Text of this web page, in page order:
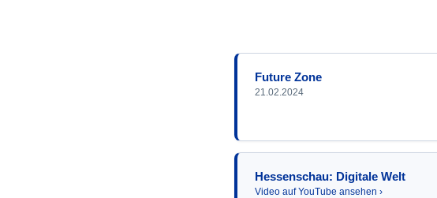
Future Zone
21.02.2024
Hessenschau: Digitale Welt
Video auf YouTube ansehen ›